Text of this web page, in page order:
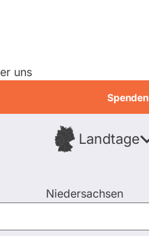
Landtage
Niedersachsen
uns
Spenden